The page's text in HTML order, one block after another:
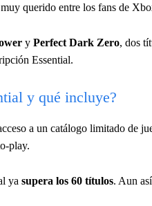
querido entre los fans de
y Perfect Dark Zero, dos
Essential.
y qué incluye?
a un catálogo limitado de
play.
ya supera los 60 títulos. Aun